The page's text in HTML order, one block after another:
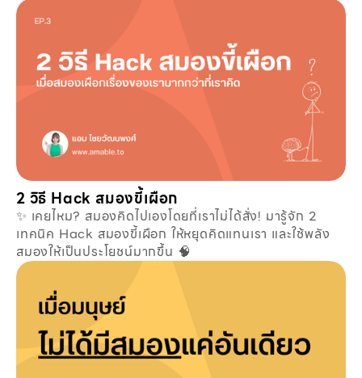
2 วิธี Hack สมองขี้เผือก
✨ เคยไหม? สมองคิดไปเองโดยที่เราไม่ได้สั่ง! มารู้จัก 2
เทคนิค Hack สมองขี้เผือก ให้หยุดคิดแทนเรา และใช้พลัง
สมองให้เป็นประโยชน์มากขึ้น 🧠